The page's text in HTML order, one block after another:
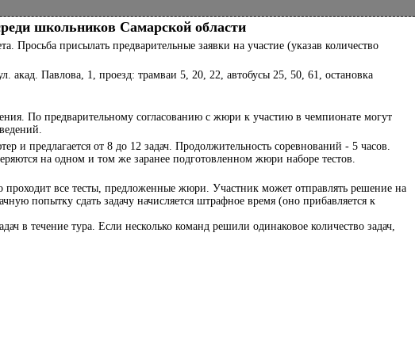
школьников Самарской области
Просьба присылать предварительные заявки на участие (указав количество
акад. Павлова, 1, проезд: трамваи 5, 20, 22, автобусы 25, 50, 61, остановка
По предварительному согласованию с жюри к участию в чемпионате могут
и предлагается от 8 до 12 задач. Продолжительность соревнований - 5 часов.
на одном и том же заранее подготовленном жюри наборе тестов.
все тесты, предложенные жюри. Участник может отправлять решение на
попытку сдать задачу начисляется штрафное время (оно прибавляется к
в течение тура. Если несколько команд решили одинаковое количество задач,